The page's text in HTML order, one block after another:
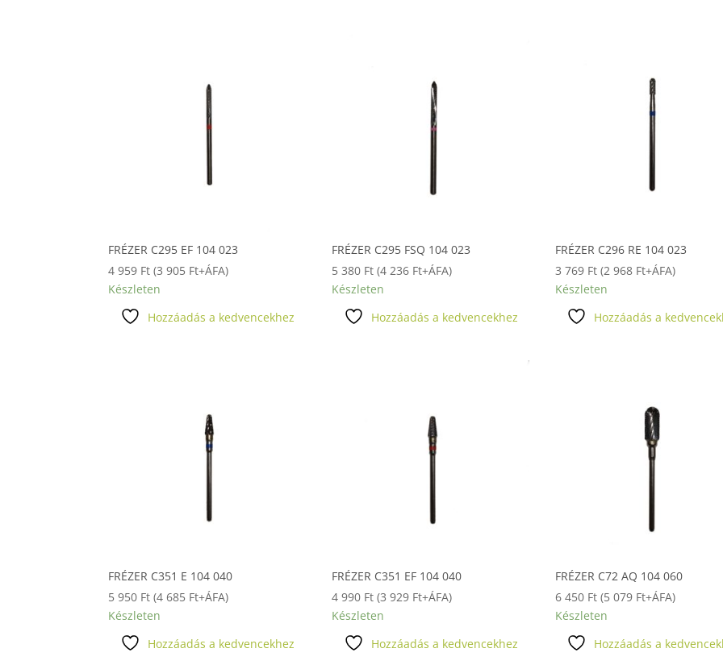
FRÉZER C295 EF 104 023
4 959 Ft (3 905 Ft+ÁFA)
Készleten
Hozzáadás a kedvencekhez
FRÉZER C295 FSQ 104 023
5 380 Ft (4 236 Ft+ÁFA)
Készleten
Hozzáadás a kedvencekhez
FRÉZER C296 RE 104 023
3 769 Ft (2 968 Ft+ÁFA)
Készleten
Hozzáadás a
FRÉZER C351 E 104 040
5 950 Ft (4 685 Ft+ÁFA)
Készleten
Hozzáadás a kedvencekhez
FRÉZER C351 EF 104 040
4 990 Ft (3 929 Ft+ÁFA)
Készleten
Hozzáadás a kedvencekhez
FRÉZER C72 AQ 104 060
6 450 Ft (5 079 Ft+ÁFA)
Készleten
Hozzáadás a